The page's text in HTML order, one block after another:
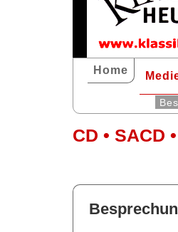
Home
CD • SACD